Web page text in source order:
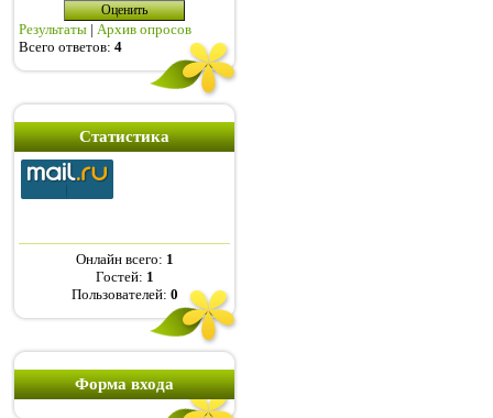
Результаты | Архив опросов
Всего ответов: 4
Статистика
Онлайн всего: 1
Гостей: 1
Пользователей: 0
Форма входа